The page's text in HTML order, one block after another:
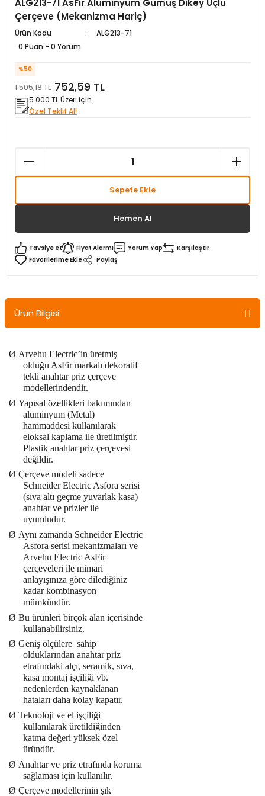
Mat Siyah
İşitsel İkaz Lambalar
İkaz Lambaları
ALG213-71 AsFir Alüminyum Gümüş Dikey Üçlü
Çerçeve (Mekanizma Hariç)
Ürün Kodu
ALG213-71
0 Puan - 0 Yorum
%50
1.505,18 TL 752,59 TL
5.000 TL Üzeri için
Özel Teklif Al!
Sepete Ekle
Hemen Al
Tavsiye et Fiyat Alarmı Yorum Yap
Karşılaştır
Paylaş
Ürün Bilgisi
Ø Arvehu Electric’in üretmiş
olduğu AsFir markalı dekoratif
tekli anahtar priz çerçeve
modellerindendir.
Ø Yapısal özellikleri bakımından
alüminyum (Metal)
hammaddesi kullanılarak
eloksal kaplama ile üretilmiştir.
Plastik anahtar priz çerçevesi
değildir.
Ø Çerçeve modeli sadece
Schneider Electric Asfora serisi
(sıva altı geçme yuvarlak kasa)
anahtar ve prizler ile
uyumludur.
Ø Aynı zamanda Schneider Electric
Asfora serisi mekanizmaları ve
Arvehu Electric AsFir
çerçeveleri ile mimari
anlayışınıza göre dilediğiniz
kadar kombinasyon
mümkündür.
Ø Bu ürünleri birçok alan içerisinde
kullanabilirsiniz.
Ø Geniş ölçülere sahip
olduklarından anahtar priz
etrafındaki alçı, seramik, sıva,
kasa montaj işçiliği vb.
nedenlerden kaynaklanan
hataları daha kolay kapatır.
Ø Teknoloji ve el işçiliği
kullanılarak üretildiğinden
katma değeri yüksek özel
üründür.
Ø Anahtar ve priz etrafında koruma
sağlaması için kullanılır.
Ø Çerçeve modellerinin şık